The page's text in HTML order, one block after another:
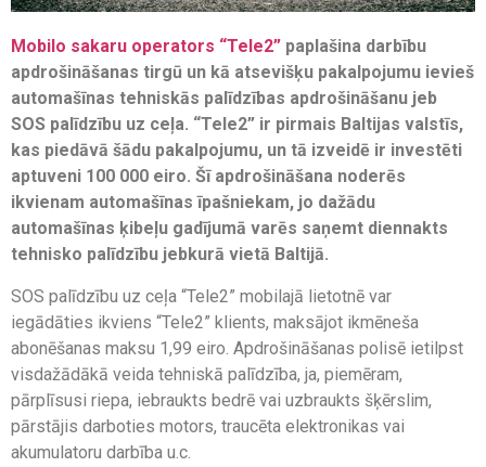
Mobilo sakaru operators “Tele2” paplašina darbību
apdrošināšanas tirgū un kā atsevišķu pakalpojumu ievieš
automašīnas tehniskās palīdzības apdrošināšanu jeb
SOS palīdzību uz ceļa. “Tele2” ir pirmais Baltijas valstīs,
kas piedāvā šādu pakalpojumu, un tā izveidē ir investēti
aptuveni 100 000 eiro. Šī apdrošināšana noderēs
ikvienam automašīnas īpašniekam, jo dažādu
automašīnas ķibeļu gadījumā varēs saņemt diennakts
tehnisko palīdzību jebkurā vietā Baltijā.
SOS palīdzību uz ceļa “Tele2” mobilajā lietotnē var
iegādāties ikviens “Tele2” klients, maksājot ikmēneša
abonēšanas maksu 1,99 eiro. Apdrošināšanas polisē ietilpst
visdažādākā veida tehniskā palīdzība, ja, piemēram,
pārplīsusi riepa, iebraukts bedrē vai uzbraukts šķērslim,
pārstājis darboties motors, traucēta elektronikas vai
akumulatoru darbība u.c.